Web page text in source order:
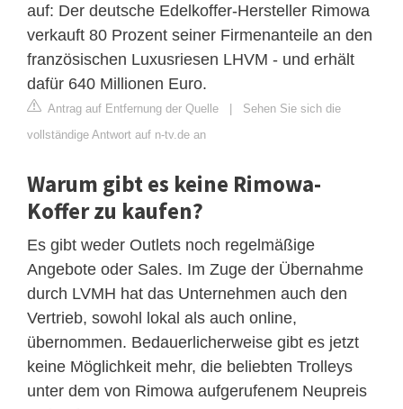
auf: Der deutsche Edelkoffer-Hersteller Rimowa
verkauft 80 Prozent seiner Firmenanteile an den
französischen Luxusriesen LHVM - und erhält
dafür 640 Millionen Euro.
Antrag auf Entfernung der Quelle | Sehen Sie sich die
vollständige Antwort auf n-tv.de an
Warum gibt es keine Rimowa-
Koffer zu kaufen?
Es gibt weder Outlets noch regelmäßige
Angebote oder Sales. Im Zuge der Übernahme
durch LVMH hat das Unternehmen auch den
Vertrieb, sowohl lokal als auch online,
übernommen. Bedauerlicherweise gibt es jetzt
keine Möglichkeit mehr, die beliebten Trolleys
unter dem von Rimowa aufgerufenem Neupreis